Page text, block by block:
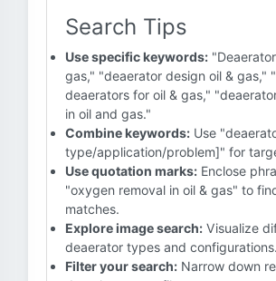
Search Tips
Use specific keywords:
gas," "deaerator design oil & gas,"
deaerators for oil & gas,"
in oil and gas."
Combine keywords: Use
type/application/problem]" for
Use quotation marks: Enclose
"oxygen removal in oil & gas" to
matches.
Explore image search: Visualize
deaerator types and configurations.
Filter your search: Narrow down